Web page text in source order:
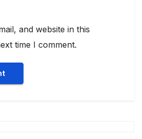
and website in this
time I comment.